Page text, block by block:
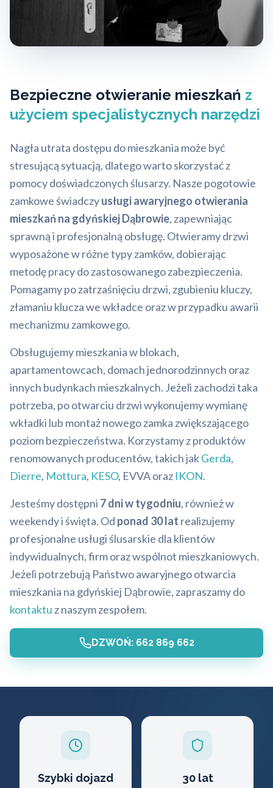
Bezpieczne otwieranie mieszkań z
użyciem specjalistycznych narzędzi
Nagła utrata dostępu do mieszkania może być
stresującą sytuacją, dlatego warto skorzystać z
pomocy doświadczonych ślusarzy. Nasze pogotowie
zamkowe świadczyusługi awaryjnego otwierania
mieszkań na gdyńskiej Dąbrowie, zapewniając
sprawną i profesjonalną obsługę. Otwieramy drzwi
wyposażone w różne typy zamków, dobierając
metodę pracy do zastosowanego zabezpieczenia.
Pomagamy po zatrzaśnięciu drzwi, zgubieniu kluczy,
złamaniu klucza we wkładce oraz w przypadku awarii
mechanizmu zamkowego.
Obsługujemy mieszkania w blokach,
apartamentowcach, domach jednorodzinnych oraz
innych budynkach mieszkalnych. Jeżeli zachodzi taka
potrzeba, po otwarciu drzwi wykonujemy wymianę
wkładki lub montaż nowego zamka zwiększającego
poziom bezpieczeństwa. Korzystamy z produktów
renomowanych producentów, takich jakGerda,
Dierre, Mottura, KESO, EVVA oraz IKON.
Jesteśmy dostępni 7 dni w tygodniu, również w
weekendy i święta. Od ponad 30 lat realizujemy
profesjonalne usługi ślusarskie dla klientów
indywidualnych, firm oraz wspólnot mieszkaniowych.
Jeżeli potrzebują Państwo awaryjnego otwarcia
mieszkania na gdyńskiej Dąbrowie, zapraszamy do
kontaktu z naszym zespołem.
DZWOŃ: 662 869 662
Szybki dojazd
30 lat